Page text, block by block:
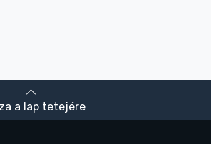
a lap tetejére